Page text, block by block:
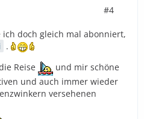
#4
ich doch gleich mal abonniert,
.
Reise
und mir schöne
und auch immer wieder
versehenen